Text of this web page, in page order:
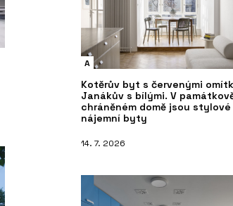
A
Kotěrův byt s červenými
Janákův s bílými. V
chráněném domě jsou stylové
nájemní byty
14. 7. 2026